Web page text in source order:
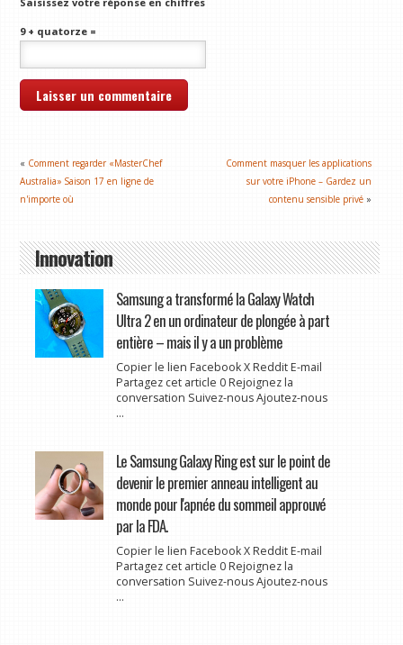
9 + quatorze =
« Comment regarder «MasterChef
Australia» Saison 17 en ligne de
n'importe où
Comment masquer les applications
sur votre iPhone – Gardez un
contenu sensible privé »
Innovation
Samsung a transformé la Galaxy Watch
Ultra 2 en un ordinateur de plongée à part
entière – mais il y a un problème
Copier le lien Facebook X Reddit E-mail
Partagez cet article 0 Rejoignez la
conversation Suivez-nous Ajoutez-nous
...
Le Samsung Galaxy Ring est sur le point de
devenir le premier anneau intelligent au
monde pour l'apnée du sommeil approuvé
par la FDA.
Copier le lien Facebook X Reddit E-mail
Partagez cet article 0 Rejoignez la
conversation Suivez-nous Ajoutez-nous
...